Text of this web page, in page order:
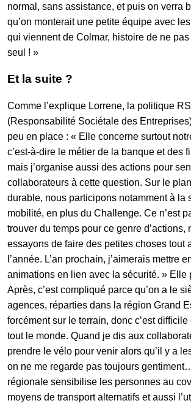
normal, sans assistance, et puis on verra
qu’on monterait une petite équipe avec
qui viennent de Colmar, histoire de ne
seul ! »
Et la suite ?
Comme l’explique Lorrene, la politique
(Responsabilité Sociétale des
peu en place : « Elle concerne surtout
c’est-à-dire le métier de la banque et des
mais j’organise aussi des actions pour
collaborateurs à cette question. Sur le
durable, nous participons notamment à la
mobilité, en plus du Challenge. Ce n’est
trouver du temps pour ce genre d’actions,
essayons de faire des petites choses tout
l’année. L’an prochain, j’aimerais mettre
animations en lien avec la sécurité. » Elle
Après, c’est compliqué parce qu’on a le
agences, réparties dans la région Grand
forcément sur le terrain, donc c’est
tout le monde. Quand je dis aux
prendre le vélo pour venir alors qu’il y a
on ne me regarde pas toujours
régionale sensibilise les personnes au
moyens de transport alternatifs et aussi